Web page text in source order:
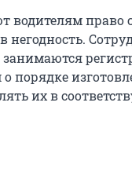
водителям право
негодность.
порядке
их в